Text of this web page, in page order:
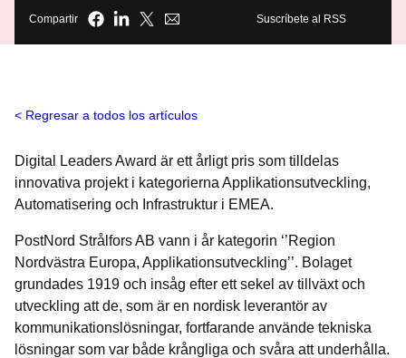
Compartir Suscríbete al RSS
Regresar a todos los artículos
Digital Leaders Award är ett årligt pris som tilldelas
innovativa projekt i kategorierna Applikationsutveckling,
Automatisering och Infrastruktur i EMEA.
PostNord Strålfors AB vann i år kategorin ‘’Region
Nordvästra Europa, Applikationsutveckling’’. Bolaget
grundades 1919 och insåg efter ett sekel av tillväxt och
utveckling att de, som är en nordisk leverantör av
kommunikationslösningar, fortfarande använde tekniska
lösningar som var både krångliga och svåra att underhålla.